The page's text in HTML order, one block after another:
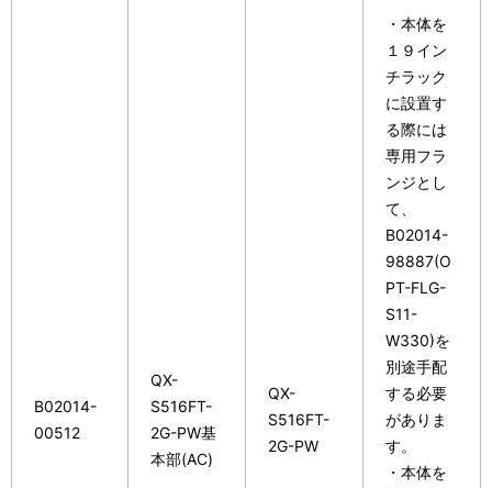
B02014-
00512
QX-
S516FT-
2G-PW基
本部(AC)
QX-
S516FT-
2G-PW
・本体を
１９イン
チラック
に設置す
る際には
専用フラ
ンジとし
て、
B02014-
98887(O
PT-FLG-
S11-
W330)を
別途手配
する必要
がありま
す。
・本体を